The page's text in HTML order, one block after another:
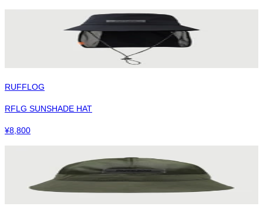
RUFFLOG
RFLG SUNSHADE HAT
¥8,800